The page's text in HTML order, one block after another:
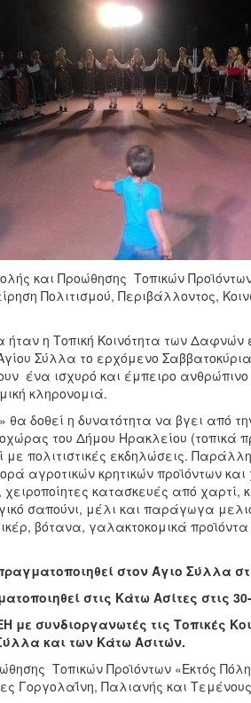
και Προώθησης Τοπικών
Πολιτισμού, Περιβάλλοντος,
η Τοπική Κοινότητα των Δαφνών
Σύλλα το ερχόμενο
ένα ισχυρό και έμπειρο
κληρονομιά.
θα δοθεί η δυνατότητα να βγει από
του Δήμου Ηρακλείου (τοπικά
πολιτιστικές εκδηλώσεις.
αγροτικών κρητικών προϊόντων και
κατασκευές από χαρτί,
σαπούνι, μέλι και παράγωγα
βότανα, γαλακτοκομικά
στον Άγιο Σύλλα
στις Κάτω Ασίτες στις
συνδιοργανωτές τις Τοπικές
και των Κάτω Ασιτών.
Τοπικών Προϊόντων «Εκτός
Γοργολαΐνη, Παλιανής και